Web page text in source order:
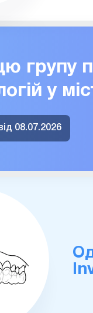
групу
у
08.07.2026